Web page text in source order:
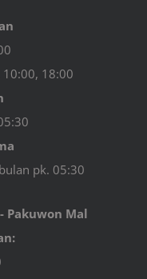
18:00
pk. 05:30
Pakuwon Mal